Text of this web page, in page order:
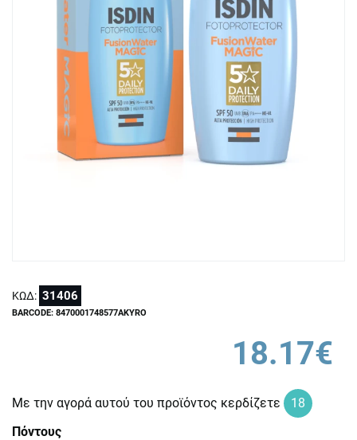
ΚΩΔ: 31406
BARCODE: 8470001748577AKYRO
18.17€
Με την αγορά αυτού του προϊόντος κερδίζετε
18
Πόντους